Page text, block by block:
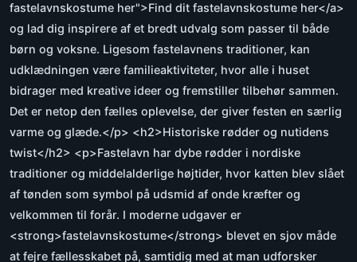
fastelavnskostume her">Find dit fastelavnskostume her</a>
og lad dig inspirere af et bredt udvalg som passer til både
børn og voksne. Ligesom fastelavnens traditioner, kan
udklædningen være familieaktiviteter, hvor alle i huset
bidrager med kreative ideer og fremstiller tilbehør sammen.
Det er netop den fælles oplevelse, der giver festen en særlig
varme og glæde.</p> <h2>Historiske rødder og nutidens
twist</h2> <p>Fastelavn har dybe rødder i nordiske
traditioner og middelalderlige højtider, hvor katten blev slået
af tønden som symbol på udsmid af onde kræfter og
velkommen til forår. I moderne udgaver er
<strong>fastelavnskostume</strong> blevet en sjov måde
at fejre fællesskabet på, samtidig med at man udforsker